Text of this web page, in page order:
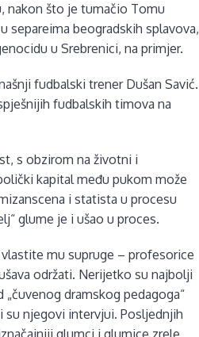
nakon što je tumačio Tomu
separeima beogradskih splavova,
u Srebrenici, na primjer.
fudbalski trener Dušan Savić.
fudbalskih timova na
s obzirom na životni i
kapital među pukom može
i statista u procesu
glume je i ušao u proces.
mu supruge – profesorice
održati. Nerijetko su najbolji
dramskog pedagoga“
su njegovi intervjui. Posljednjih